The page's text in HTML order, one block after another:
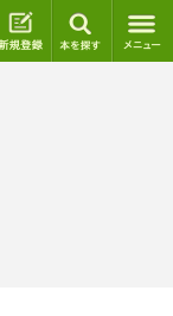
ログイン 新規登録